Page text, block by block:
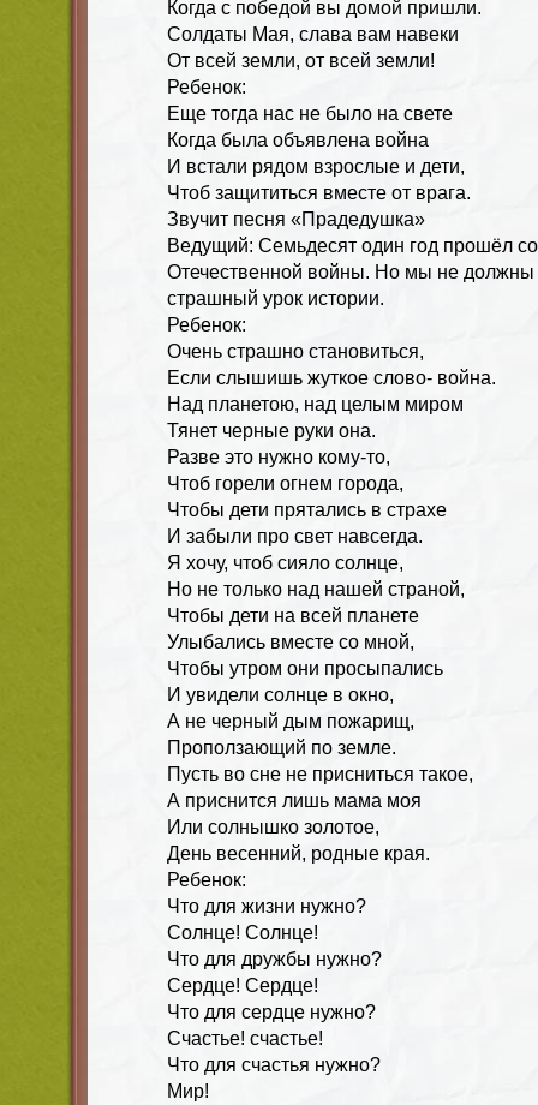
Когда с победой вы домой пришли.
Солдаты Мая, слава вам навеки
От всей земли, от всей земли!
Ребенок:
Еще тогда нас не было на свете
Когда была объявлена война
И встали рядом взрослые и дети,
Чтоб защититься вместе от врага.
Звучит песня «Прадедушка»
Ведущий: Семьдесят один год прошёл
Отечественной войны. Но мы не должны
страшный урок истории.
Ребенок:
Очень страшно становиться,
Если слышишь жуткое слово- война.
Над планетою, над целым миром
Тянет черные руки она.
Разве это нужно кому-то,
Чтоб горели огнем города,
Чтобы дети прятались в страхе
И забыли про свет навсегда.
Я хочу, чтоб сияло солнце,
Но не только над нашей страной,
Чтобы дети на всей планете
Улыбались вместе со мной,
Чтобы утром они просыпались
И увидели солнце в окно,
А не черный дым пожарищ,
Проползающий по земле.
Пусть во сне не присниться такое,
А приснится лишь мама моя
Или солнышко золотое,
День весенний, родные края.
Ребенок:
Что для жизни нужно?
Солнце! Солнце!
Что для дружбы нужно?
Сердце! Сердце!
Что для сердце нужно?
Счастье! счастье!
Что для счастья нужно?
Мир!